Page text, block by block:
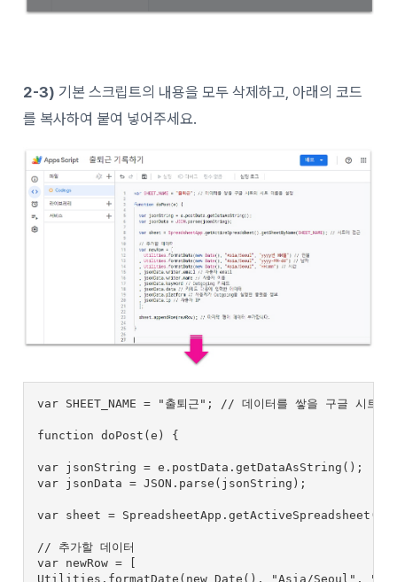
2-3) 기본 스크립트의 내용을 모두 삭제하고, 아래의 코드
를 복사하여 붙여 넣어주세요.
var SHEET_NAME = "출퇴근"; // 데이터를 쌓을 구글 시트의
function doPost(e) {
var jsonString = e.postData.getDataAsString();
var jsonData = JSON.parse(jsonString);
var sheet =
// 추가할 데이터
var newRow = [
Utilities.formatDate(new Date(), "Asia/Seoul",